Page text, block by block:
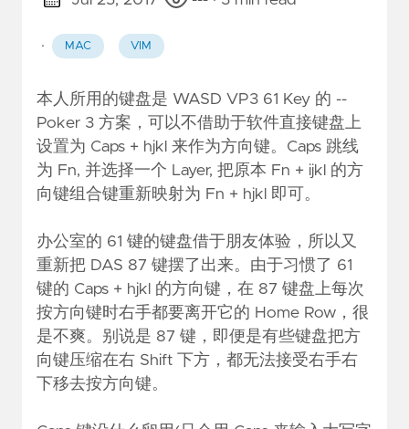
· MAC VIM
本人所用的键盘是 WASD VP3 61 Key 的 --
Poker 3 方案，可以不借助于软件直接键盘上
设置为 Caps + hjkl 来作为方向键。Caps 跳线
为 Fn, 并选择一个 Layer, 把原本 Fn + ijkl 的方
向键组合键重新映射为 Fn + hjkl 即可。
办公室的 61 键的键盘借于朋友体验，所以又
重新把 DAS 87 键摆了出来。由于习惯了 61
键的 Caps + hjkl 的方向键，在 87 键盘上每次
按方向键时右手都要离开它的 Home Row，很
是不爽。别说是 87 键，即便是有些键盘把方
向键压缩在右 Shift 下方，都无法接受右手右
下移去按方向键。